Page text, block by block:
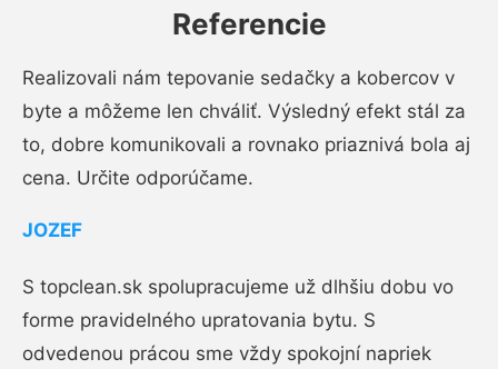
Referencie
Realizovali nám tepovanie sedačky a kobercov v
byte a môžeme len chváliť. Výsledný efekt stál za
to, dobre komunikovali a rovnako priaznivá bola aj
cena. Určite odporúčame.
JOZEF
S topclean.sk spolupracujeme už dlhšiu dobu vo
forme pravidelného upratovania bytu. S
odvedenou prácou sme vždy spokojní napriek